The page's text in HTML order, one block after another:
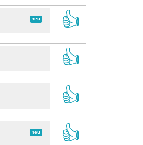
neu
👍
👍
👍
neu
👍